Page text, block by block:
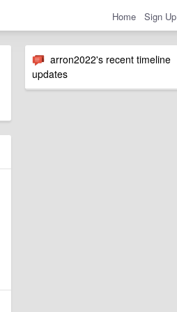
Home Sign Up
arron2022's recent timeline
updates